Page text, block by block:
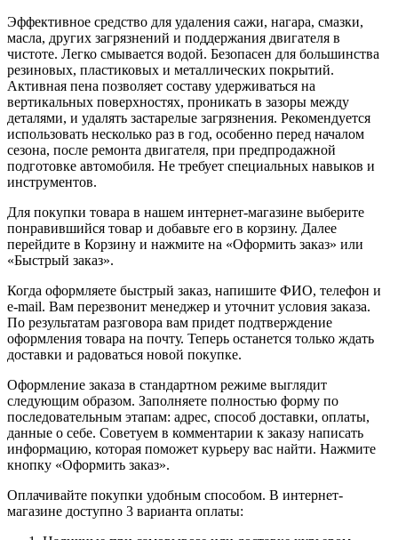
Эффективное средство для удаления сажи, нагара, смазки,
масла, других загрязнений и поддержания двигателя в
чистоте. Легко смывается водой. Безопасен для большинства
резиновых, пластиковых и металлических покрытий.
Активная пена позволяет составу удерживаться на
вертикальных поверхностях, проникать в зазоры между
деталями, и удалять застарелые загрязнения. Рекомендуется
использовать несколько раз в год, особенно перед началом
сезона, после ремонта двигателя, при предпродажной
подготовке автомобиля. Не требует специальных навыков и
инструментов.
Для покупки товара в нашем интернет-магазине выберите
понравившийся товар и добавьте его в корзину. Далее
перейдите в Корзину и нажмите на «Оформить заказ» или
«Быстрый заказ».
Когда оформляете быстрый заказ, напишите ФИО, телефон и
e-mail. Вам перезвонит менеджер и уточнит условия заказа.
По результатам разговора вам придет подтверждение
оформления товара на почту. Теперь останется только ждать
доставки и радоваться новой покупке.
Оформление заказа в стандартном режиме выглядит
следующим образом. Заполняете полностью форму по
последовательным этапам: адрес, способ доставки, оплаты,
данные о себе. Советуем в комментарии к заказу написать
информацию, которая поможет курьеру вас найти. Нажмите
кнопку «Оформить заказ».
Оплачивайте покупки удобным способом. В интернет-
магазине доступно 3 варианта оплаты: